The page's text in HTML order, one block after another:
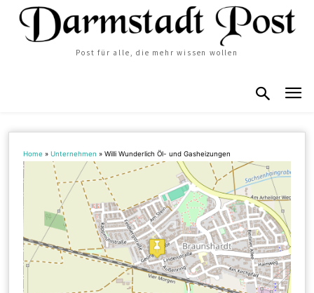
Post für alle, die mehr wissen wollen
Home »Unternehmen »Willi Wunderlich Öl- und Gasheizungen